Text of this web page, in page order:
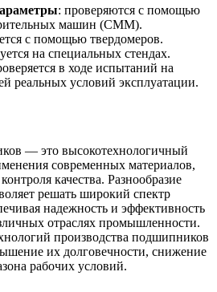
: проверяются с помощью
машин (CMM).
с помощью твердомеров.
на специальных стендах.
в ходе испытаний на
реальных условий эксплуатации.
— это высокотехнологичный
современных материалов,
качества. Разнообразие
решать широкий спектр
надежность и эффективность
отраслях промышленности.
производства подшипников
их долговечности, снижение
рабочих условий.